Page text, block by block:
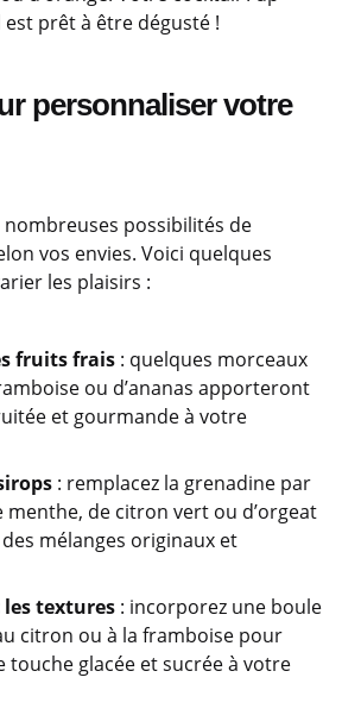
est prêt à être dégusté !
personnaliser votre
possibilités de
vos envies. Voici quelques
les plaisirs :
fruits frais : quelques morceaux
ou d’ananas apporteront
et gourmande à votre
: remplacez la grenadine par
menthe, de citron vert ou d’orgeat
mélanges originaux et
les textures : incorporez une boule
citron ou à la framboise pour
touche glacée et sucrée à votre